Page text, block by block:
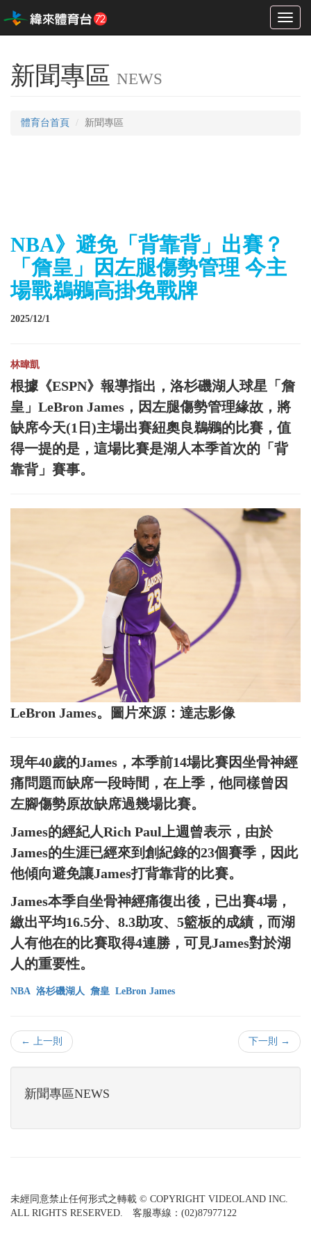
Toggle
新聞專區 NEWS
體育台首頁 新聞專區
NBA》避免「背靠背」出賽？
「詹皇」因左腿傷勢管理 今主
場戰鵜鶘高掛免戰牌
2025/12/1
林暐凱
根據《ESPN》報導指出，洛杉磯湖人球星「詹
皇」LeBron James，因左腿傷勢管理緣故，將
缺席今天(1日)主場出賽紐奧良鵜鶘的比賽，值
得一提的是，這場比賽是湖人本季首次的「背
靠背」賽事。
LeBron James。圖片來源：達志影像
現年40歲的James，本季前14場比賽因坐骨神經
痛問題而缺席一段時間，在上季，他同樣曾因
左腳傷勢原故缺席過幾場比賽。
James的經紀人Rich Paul上週曾表示，由於
James的生涯已經來到創紀錄的23個賽季，因此
他傾向避免讓James打背靠背的比賽。
James本季自坐骨神經痛復出後，已出賽4場，
繳出平均16.5分、8.3助攻、5籃板的成績，而湖
人有他在的比賽取得4連勝，可見James對於湖
人的重要性。
NBA 洛杉磯湖人 詹皇 LeBron James
← 上一則 下一則 →
新聞專區NEWS
未經同意禁止任何形式之轉載 © COPYRIGHT VIDEOLAND INC.
ALL RIGHTS RESERVED. 客服專線：(02)87977122